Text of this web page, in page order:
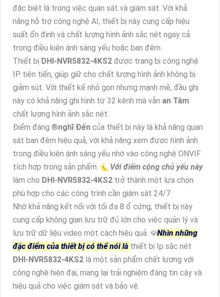
đặc biệt là trong việc quan sát và giám sát. Với khả
năng hỗ trợ công nghệ AI, thiết bị này cung cấp hiệu
suất ổn định và chất lượng hình ảnh sắc nét ngay cả
trong điều kiện ánh sáng yếu hoặc ban đêm.
Thiết bị DHI-NVR5832-4KS2 được trang bị công nghệ
IP tiên tiến, giúp giữ cho chất lượng hình ảnh không bị
giảm sút. Với thiết kế nhỏ gọn nhưng mạnh mẽ, đầu ghi
này có khả năng ghi hình từ 32 kênh mà vẫn an Tâm
chất lượng hình ảnh sắc nét.
Điểm đáng ®️nghĩ Đến của thiết bị này là khả năng quan
sát ban đêm hiệu quả, với khả năng xem được hình ảnh
trong điều kiện ánh sáng yếu nhờ vào công nghệ ONVIF
tích hợp trong sản phẩm. 🌜Với điểm cộng chủ yếu này
làm cho DHI-NVR5832-4KS2 trở thành một lựa chọn
phù hợp cho các công trình cần giám sát 24/7
Nhờ khả năng kết nối với tối đa 8 ổ cứng, thiết bị này
cung cấp không gian lưu trữ đủ lớn cho việc quản lý và
lưu trữ dữ liệu video một cách hiệu quả. ☫Nhìn những
đặc điểm của thiết bị có thể nói là thiết bị Ip sắc nét
DHI-NVR5832-4KS2 là một sản phẩm chất lượng với
công nghệ hiện đại, mang lại trải nghiệm đáng tin cậy và
hiệu quả cho việc giám sát và bảo vệ.